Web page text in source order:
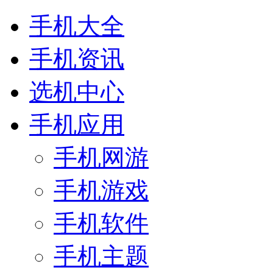
手机大全
手机资讯
选机中心
手机应用
手机网游
手机游戏
手机软件
手机主题